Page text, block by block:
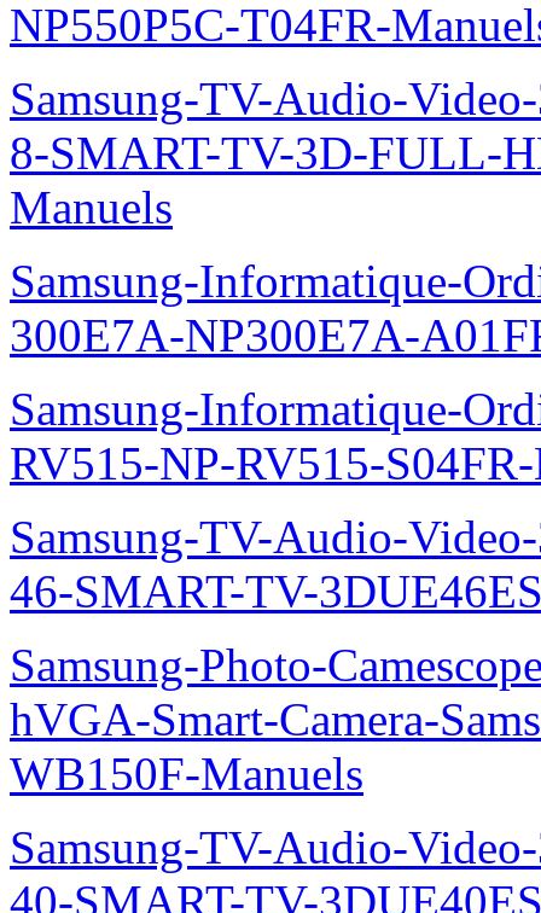
NP550P5C-T04FR-
Samsung-TV-Audio-
8-SMART-TV-3D-FULL-
Manuels
Samsung-Informatique-
300E7A-NP300E7A-
Samsung-Informatique-
RV515-NP-RV515-
Samsung-TV-Audio-
46-SMART-TV-
Samsung-Photo-
hVGA-Smart-Camera-
WB150F-Manuels
Samsung-TV-Audio-
40-SMART-TV-